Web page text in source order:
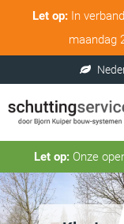
Let op:In
maandag
Let op:Onze